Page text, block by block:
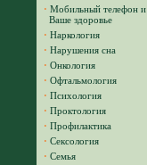
· Мобильный телефон и
Ваше здоровье
· Наркология
· Нарушения сна
· Онкология
· Офтальмология
· Психология
· Проктология
· Профилактика
· Сексология
· Семья